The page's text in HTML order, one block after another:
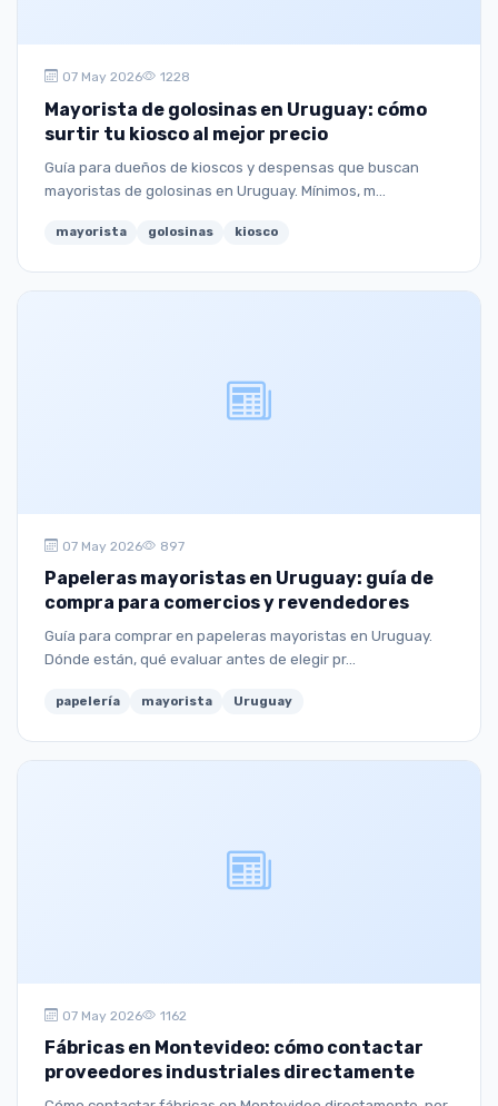
07 May 2026 1228
Mayorista de golosinas en Uruguay: cómo
surtir tu kiosco al mejor precio
Guía para dueños de kioscos y despensas que buscan
mayoristas de golosinas en Uruguay. Mínimos, m...
mayorista golosinas kiosco
07 May 2026 897
Papeleras mayoristas en Uruguay: guía de
compra para comercios y revendedores
Guía para comprar en papeleras mayoristas en Uruguay.
Dónde están, qué evaluar antes de elegir pr...
papelería mayorista Uruguay
07 May 2026 1162
Fábricas en Montevideo: cómo contactar
proveedores industriales directamente